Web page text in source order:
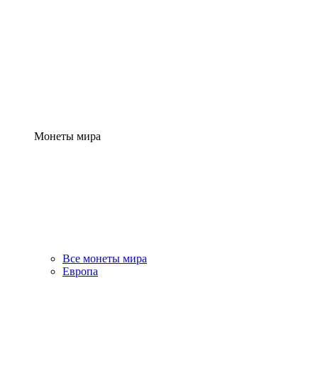
Монеты мира
Все монеты мира
Европа